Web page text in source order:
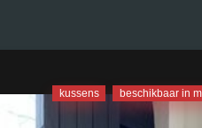
kussens beschikbaar in